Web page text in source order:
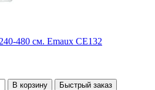
480 см. Emaux CE132
В корзину Быстрый заказ